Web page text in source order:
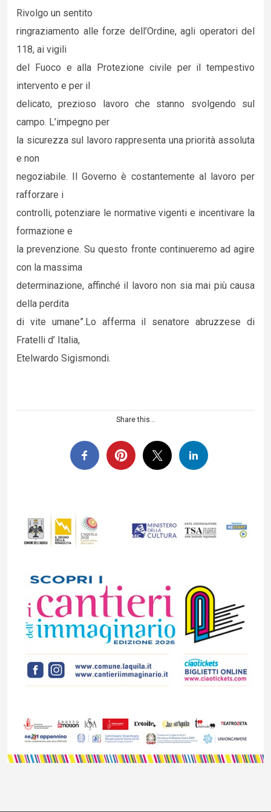
Rivolgo un sentito
ringraziamento alle forze dell’Ordine, agli operatori del
118, ai vigili
del Fuoco e alla Protezione civile per il tempestivo
intervento e per il
delicato, prezioso lavoro che stanno svolgendo sul
campo. L’impegno per
la sicurezza sul lavoro rappresenta una priorità assoluta
e non
negoziabile. Il Governo è costantemente al lavoro per
rafforzare i
controlli, potenziare le normative vigenti e incentivare la
formazione e
la prevenzione. Su questo fronte continueremo ad agire
con la massima
determinazione, affinché il lavoro non sia mai più causa
della perdita
di vite umane”.Lo afferma il senatore abruzzese di
Fratelli d’ Italia,
Etelwardo Sigismondi.
Share this...